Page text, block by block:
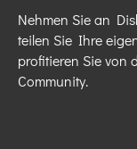
Nehmen Sie an
teilen Sie Ihre
profitieren Sie von
Community.